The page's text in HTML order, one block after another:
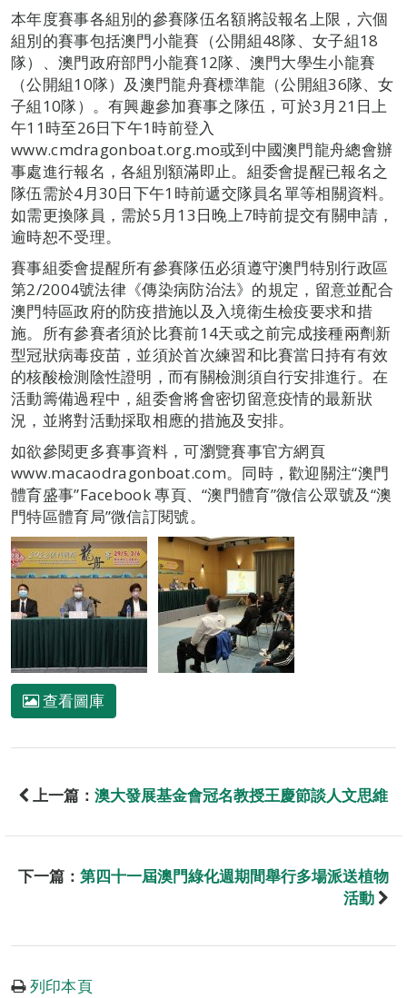
本年度賽事各組別的參賽隊伍名額將設報名上限，六個
組別的賽事包括澳門小龍賽（公開組48隊、女子組18
隊）、澳門政府部門小龍賽12隊、澳門大學生小龍賽
（公開組10隊）及澳門龍舟賽標準龍（公開組36隊、女
子組10隊）。有興趣參加賽事之隊伍，可於3月21日上
午11時至26日下午1時前登入
www.cmdragonboat.org.mo或到中國澳門龍舟總會辦
事處進行報名，各組別額滿即止。組委會提醒已報名之
隊伍需於4月30日下午1時前遞交隊員名單等相關資料。
如需更換隊員，需於5月13日晚上7時前提交有關申請，
逾時恕不受理。
賽事組委會提醒所有參賽隊伍必須遵守澳門特別行政區
第2/2004號法律《傳染病防治法》的規定，留意並配合
澳門特區政府的防疫措施以及入境衛生檢疫要求和措
施。所有參賽者須於比賽前14天或之前完成接種兩劑新
型冠狀病毒疫苗，並須於首次練習和比賽當日持有有效
的核酸檢測陰性證明，而有關檢測須自行安排進行。在
活動籌備過程中，組委會將會密切留意疫情的最新狀
況，並將對活動採取相應的措施及安排。
如欲參閱更多賽事資料，可瀏覽賽事官方網頁
www.macaodragonboat.com。同時，歡迎關注“澳門
體育盛事”Facebook 專頁、“澳門體育”微信公眾號及“澳
門特區體育局”微信訂閱號。
查看圖庫
上一篇： 澳大發展基金會冠名教授王慶節談人文思維
下一篇： 第四十一屆澳門綠化週期間舉行多場派送植物
活動
列印本頁